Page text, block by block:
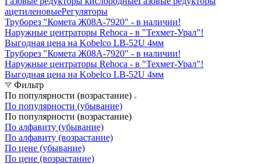
ацетиленовыеРегуляторы
Труборез "Комета Ж08А-7920" - в наличии!
Наружные центраторы Rehoca - в "Техмет-Урал"!
Выгодная цена на Kobelco LB-52U 4мм
Труборез "Комета Ж08А-7920" - в наличии!
Наружные центраторы Rehoca - в "Техмет-Урал"!
Выгодная цена на Kobelco LB-52U 4мм
Фильтр
По популярности (возрастание)
По популярности (убывание)
По популярности (возрастание)
По алфавиту (убывание)
По алфавиту (возрастание)
По цене (убывание)
По цене (возрастание)